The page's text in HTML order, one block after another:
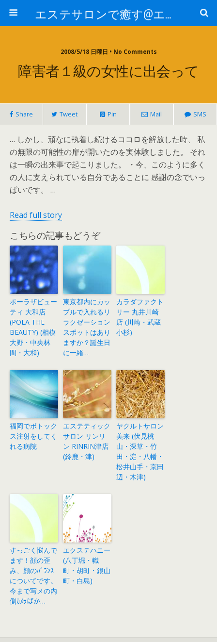
エステサロンで癒す@エステ～全国エステ情報
2008/5/18 日曜日 • No Comments
障害者１級の女性に出会って
Share Tweet Pin Mail SMS
… しかし、頑なに執着し続けるココロを解放した時、 私
の無限の可能性の扉が開いたのを実体験しました。 それ
は一瞬の出来事で起こりました。 ・今、このように多く
の人に支えられている自分であることに 感謝の念でいっ
ぱいです。 …
Read full story
こちらの記事もどうぞ
ポーラザビュー
ティ 大和店
(POLA THE
BEAUTY) (相模
大野・中央林
間・大和)
東京都内にカッ
プルで入れるリ
ラクゼーション
スポットはあり
ますか？誕生日
に一緒…
カラダファクト
リー 丸井川崎
店 (川崎・武蔵
小杉)
福岡でボトック
ス注射をしてく
れる病院
エステティック
サロン リンリ
ン RINRIN津店
(鈴鹿・津)
ヤクルトサロン
美来 (伏見桃
山・深草・竹
田・淀・八幡・
松井山手・京田
辺・木津)
すっごく悩んで
ます！顔の歪
み、顔のﾊﾞﾗﾝｽ
についてです。
今まで写メの内
側ｶﾒﾗばか…
エクステハニー
(八丁堀・幟
町・胡町・銀山
町・白島)